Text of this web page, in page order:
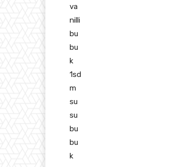
va
nilli
bu
bu
k
1sd
m
su
su
bu
bu
k